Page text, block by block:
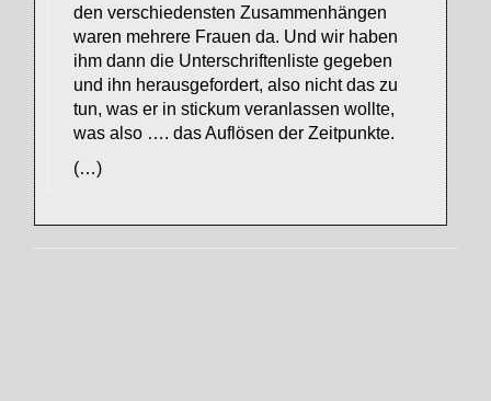
den verschiedensten Zusammenhängen
waren mehrere Frauen da. Und wir haben
ihm dann die Unterschriftenliste gegeben
und ihn herausgefordert, also nicht das zu
tun, was er in stickum veranlassen wollte,
was also …. das Auflösen der Zeitpunkte.
(…)